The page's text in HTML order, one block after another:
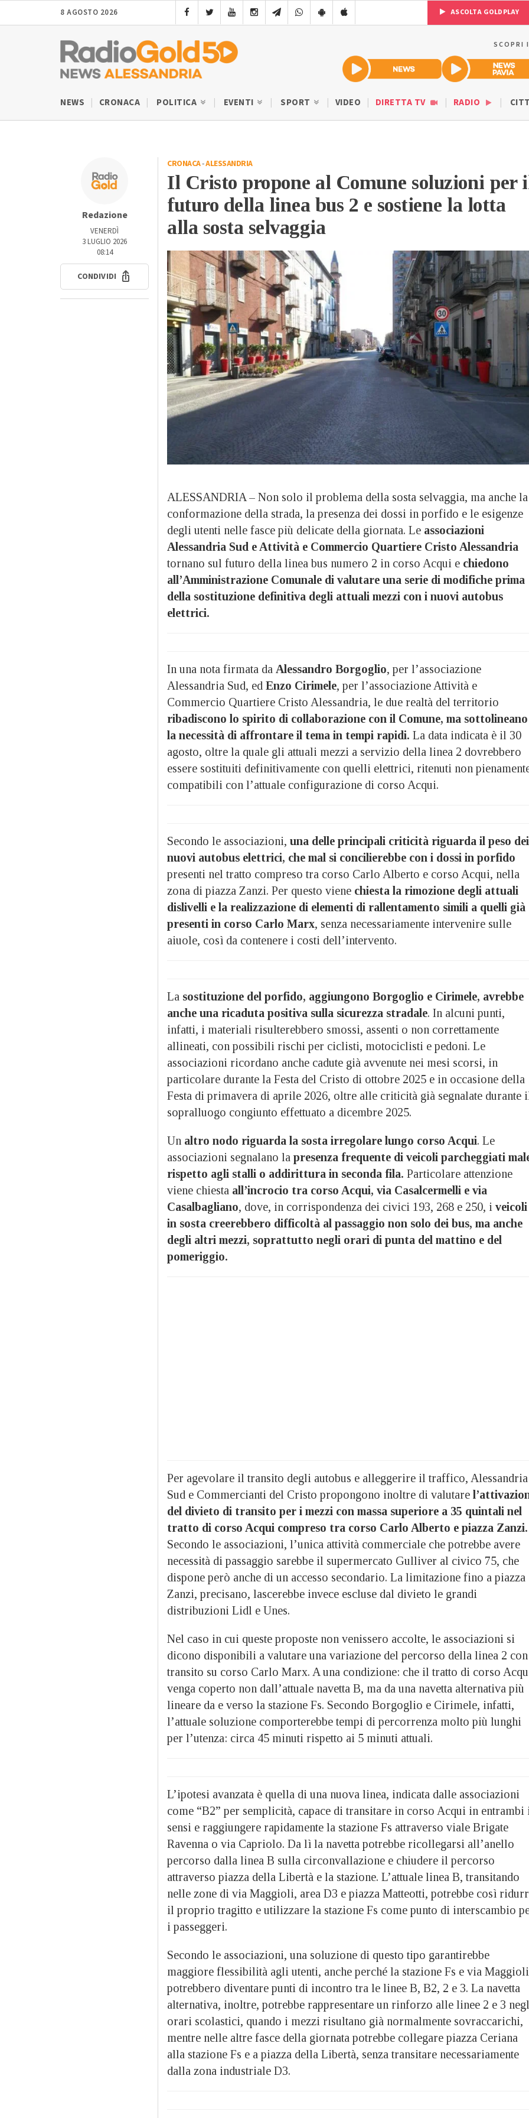
8 AGOSTO 2026 ASCOLTA GOLDPLAY
SCOPRI
NEWS CRONACA POLITICA EVENTI SPORT VIDEO DIRETTA TV RADIO
Redazione
VENERDÌ
3 LUGLIO 2026
08:14
CONDIVIDI
CRONACA-ALESSANDRIA
Il Cristo propone al Comune soluzioni per
futuro della linea bus 2 e sostiene la lotta
alla sosta selvaggia
ALESSANDRIA – Non solo il problema della sosta selvaggia, ma anche la
conformazione della strada, la presenza dei dossi in porfido e le esigenze
degli utenti nelle fasce più delicate della giornata. Le associazioni
Alessandria Sud e Attività e Commercio Quartiere Cristo Alessandria
tornano sul futuro della linea bus numero 2 in corso Acqui e chiedono
all’Amministrazione Comunale di valutare una serie di modifiche prima
della sostituzione definitiva degli attuali mezzi con i nuovi autobus
elettrici.
In una nota firmata da Alessandro Borgoglio, per l’associazione
Alessandria Sud, ed Enzo Cirimele, per l’associazione Attività e
Commercio Quartiere Cristo Alessandria, le due realtà del territorio
ribadiscono lo spirito di collaborazione con il Comune, ma sottolineano
la necessità di affrontare il tema in tempi rapidi. La data indicata è il 30
agosto, oltre la quale gli attuali mezzi a servizio della linea 2 dovrebbero
essere sostituiti definitivamente con quelli elettrici, ritenuti non
compatibili con l’attuale configurazione di corso Acqui.
Secondo le associazioni, una delle principali criticità riguarda il peso dei
nuovi autobus elettrici, che mal si concilierebbe con i dossi in porfido
presenti nel tratto compreso tra corso Carlo Alberto e corso Acqui, nella
zona di piazza Zanzi. Per questo viene chiesta la rimozione degli attuali
dislivelli e la realizzazione di elementi di rallentamento simili a quelli già
presenti in corso Carlo Marx, senza necessariamente intervenire sulle
aiuole, così da contenere i costi dell’intervento.
La sostituzione del porfido, aggiungono Borgoglio e Cirimele, avrebbe
anche una ricaduta positiva sulla sicurezza stradale. In alcuni punti,
infatti, i materiali risulterebbero smossi, assenti o non correttamente
allineati, con possibili rischi per ciclisti, motociclisti e pedoni. Le
associazioni ricordano anche cadute già avvenute nei mesi scorsi, in
particolare durante la Festa del Cristo di ottobre 2025 e in occasione della
Festa di primavera di aprile 2026, oltre alle criticità già segnalate durante
sopralluogo congiunto effettuato a dicembre 2025.
Un altro nodo riguarda la sosta irregolare lungo corso Acqui. Le
associazioni segnalano la presenza frequente di veicoli parcheggiati
rispetto agli stalli o addirittura in seconda fila. Particolare attenzione
viene chiesta all’incrocio tra corso Acqui, via Casalcermelli e via
Casalbagliano, dove, in corrispondenza dei civici 193, 268 e 250, i veicoli
in sosta creerebbero difficoltà al passaggio non solo dei bus, ma anche
degli altri mezzi, soprattutto negli orari di punta del mattino e del
pomeriggio.
Per agevolare il transito degli autobus e alleggerire il traffico, Alessandria
Sud e Commercianti del Cristo propongono inoltre di valutare
del divieto di transito per i mezzi con massa superiore a 35 quintali nel
tratto di corso Acqui compreso tra corso Carlo Alberto e piazza Zanzi.
Secondo le associazioni, l’unica attività commerciale che potrebbe avere
necessità di passaggio sarebbe il supermercato Gulliver al civico 75, che
dispone però anche di un accesso secondario. La limitazione fino a piazza
Zanzi, precisano, lascerebbe invece escluse dal divieto le grandi
distribuzioni Lidl e Unes.
Nel caso in cui queste proposte non venissero accolte, le associazioni si
dicono disponibili a valutare una variazione del percorso della linea 2 con
transito su corso Carlo Marx. A una condizione: che il tratto di corso
venga coperto non dall’attuale navetta B, ma da una navetta alternativa più
lineare da e verso la stazione Fs. Secondo Borgoglio e Cirimele, infatti,
l’attuale soluzione comporterebbe tempi di percorrenza molto più lunghi
per l’utenza: circa 45 minuti rispetto ai 5 minuti attuali.
L’ipotesi avanzata è quella di una nuova linea, indicata dalle associazioni
come “B2” per semplicità, capace di transitare in corso Acqui in entrambi
sensi e raggiungere rapidamente la stazione Fs attraverso viale Brigate
Ravenna o via Capriolo. Da lì la navetta potrebbe ricollegarsi all’anello
percorso dalla linea B sulla circonvallazione e chiudere il percorso
attraverso piazza della Libertà e la stazione. L’attuale linea B, transitando
nelle zone di via Maggioli, area D3 e piazza Matteotti, potrebbe così
il proprio tragitto e utilizzare la stazione Fs come punto di interscambio
i passeggeri.
Secondo le associazioni, una soluzione di questo tipo garantirebbe
maggiore flessibilità agli utenti, anche perché la stazione Fs e via Maggioli
potrebbero diventare punti di incontro tra le linee B, B2, 2 e 3. La navetta
alternativa, inoltre, potrebbe rappresentare un rinforzo alle linee 2 e 3
orari scolastici, quando i mezzi risultano già normalmente sovraccarichi,
mentre nelle altre fasce della giornata potrebbe collegare piazza Ceriana
alla stazione Fs e a piazza della Libertà, senza transitare necessariamente
dalla zona industriale D3.